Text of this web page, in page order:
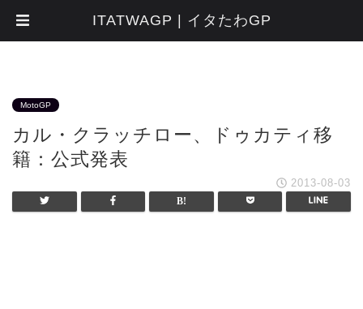
MotoGP
カル・クラッチロー、ドゥカティ移
籍：公式発表
2013-08-03
ITATWAGP | イタたわGP